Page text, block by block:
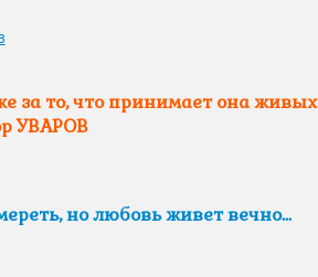
за то, что принимает она живых
УВАРОВ
но любовь живет вечно...